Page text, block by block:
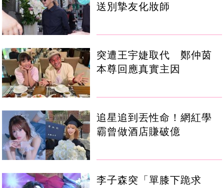
送別摯友化妝師
突遭王宇婕取代 鄭仲茵
本尊回應真實主因
追星追到丟性命！網紅學
霸曾做酒店賺破億
李子森突「單膝下跪求